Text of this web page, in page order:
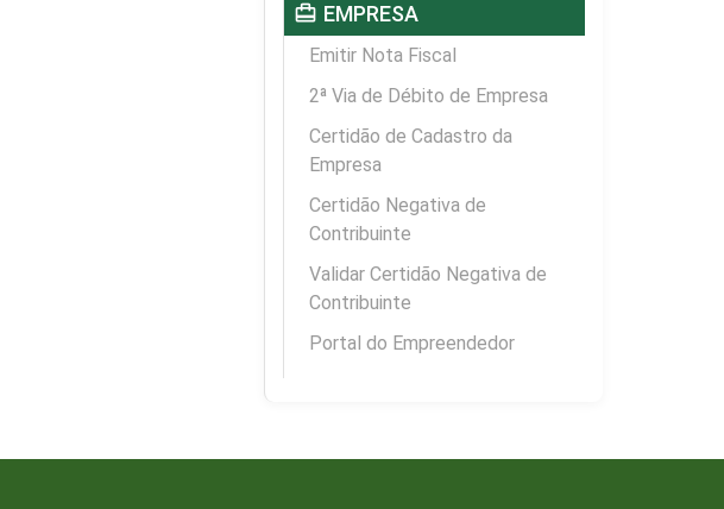
card_travel EMPRESA
Emitir Nota Fiscal
2ª Via de Débito de Empresa
Certidão de Cadastro da
Empresa
Certidão Negativa de
Contribuinte
Validar Certidão Negativa de
Contribuinte
Portal do Empreendedor